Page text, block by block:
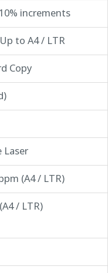
increments
Up to A4 / LTR
Copy
Laser
(A4 / LTR)
/ LTR)